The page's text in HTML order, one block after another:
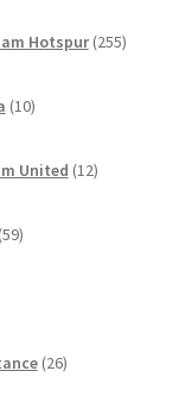
Hotspur 255
10izdelkov
United 12izdelkov
59izdelkov
26izdelkov